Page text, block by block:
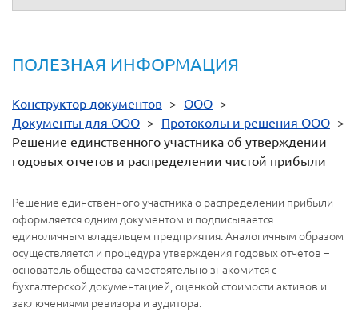
ПОЛЕЗНАЯ ИНФОРМАЦИЯ
Конструктор документов > ООО >
Документы для ООО > Протоколы и решения ООО >
Решение единственного участника об утверждении
годовых отчетов и распределении чистой прибыли
Решение единственного участника о распределении прибыли
оформляется одним документом и подписывается
единоличным владельцем предприятия. Аналогичным образом
осуществляется и процедура утверждения годовых отчетов –
основатель общества самостоятельно знакомится с
бухгалтерской документацией, оценкой стоимости активов и
заключениями ревизора и аудитора.